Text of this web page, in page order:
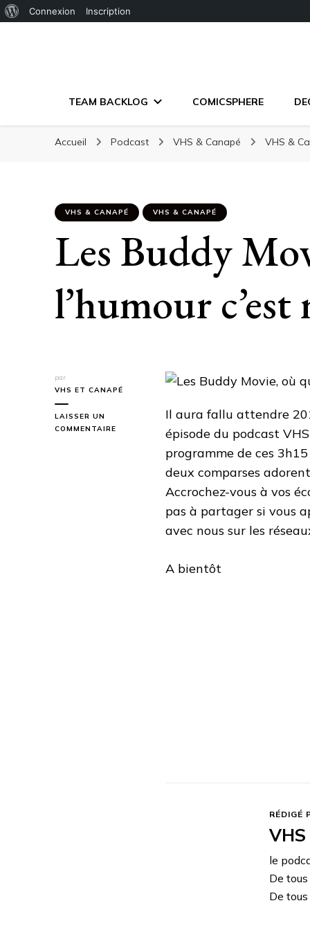
Connexion Inscription
TEAM BACKLOG COMICSPHERE
Accueil Podcast VHS & Canapé VHS &
VHS & CANAPÉ VHS & CANAPÉ
Les Buddy
l’humour
par
VHS ET CANAPÉ
LAISSER UN
COMMENTAIRE
Il aura fallu attendre
épisode du podcast
programme de ces
deux comparses
Accrochez-vous à vos
pas à partager si vous
avec nous sur les
A bientôt
RÉDIGÉ
le
De
De